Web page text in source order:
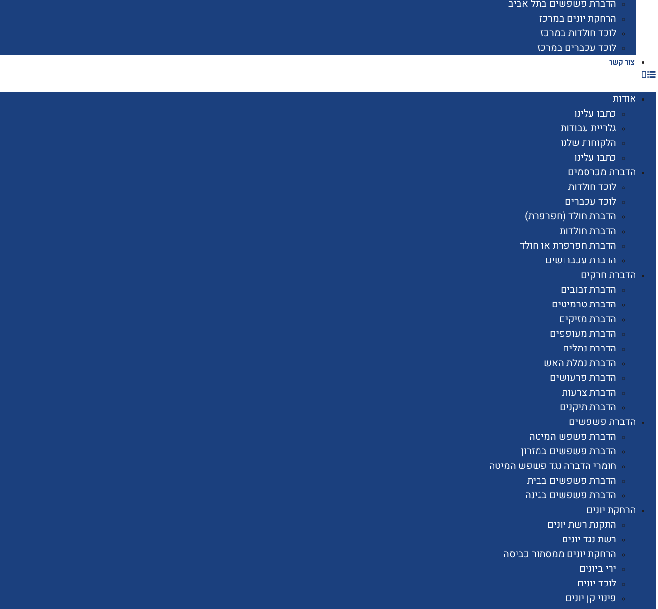
הדברת פשפשים בתל אביב
הרחקת יונים במרכז
לוכד חולדות במרכז
לוכד עכברים במרכז
צור קשר
אודות
כתבו עלינו
גלריית עבודות
הלקוחות שלנו
כתבו עלינו
הדברת מכרסמים
לוכד חולדות
לוכד עכברים
הדברת חולד (חפרפרת)
הדברת חולדות
הדברת חפרפרת או חולד
הדברת עכברושים
הדברת חרקים
הדברת זבובים
הדברת טרמיטים
הדברת מזיקים
הדברת מעופפים
הדברת נמלים
הדברת נמלת האש
הדברת פרעושים
הדברת צרעות
הדברת תיקנים
הדברת פשפשים
הדברת פשפש המיטה
הדברת פשפשים במזרון
חומרי הדברה נגד פשפש המיטה
הדברת פשפשים בבית
הדברת פשפשים בגינה
הרחקת יונים
התקנת רשת יונים
רשת נגד יונים
הרחקת יונים ממסתור כביסה
ירי ביונים
לוכד יונים
פינוי קן יונים